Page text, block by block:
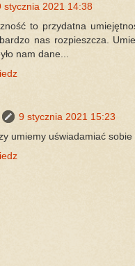
stycznia 2021 14:38
to przydatna
nas rozpieszcza.
nam dane...
9 stycznia 2021 15:23
umiemy uświadamiać sobie